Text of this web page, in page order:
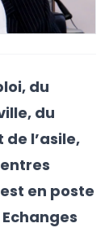
du
du
l’asile,
en poste